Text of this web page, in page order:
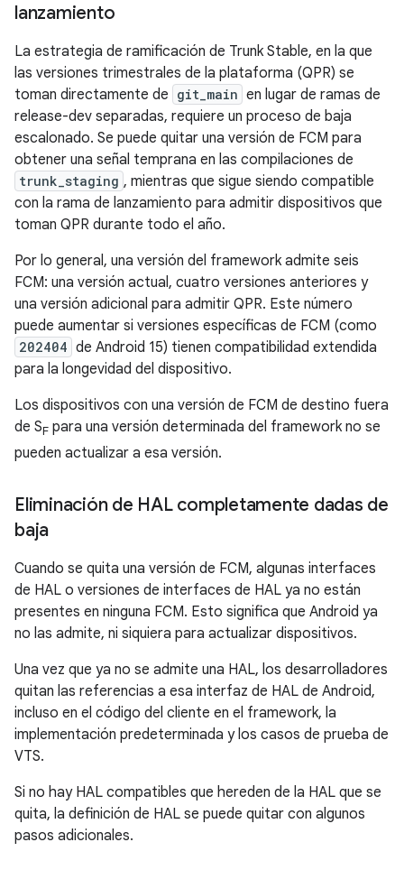
lanzamiento
La estrategia de ramificación de Trunk Stable, en la que
las versiones trimestrales de la plataforma (QPR) se
toman directamente de git_main en lugar de ramas de
release-dev separadas, requiere un proceso de baja
escalonado. Se puede quitar una versión de FCM para
obtener una señal temprana en las compilaciones de
trunk_staging , mientras que sigue siendo compatible
con la rama de lanzamiento para admitir dispositivos que
toman QPR durante todo el año.
Por lo general, una versión del framework admite seis
FCM: una versión actual, cuatro versiones anteriores y
una versión adicional para admitir QPR. Este número
puede aumentar si versiones específicas de FCM (como
202404 de Android 15) tienen compatibilidad extendida
para la longevidad del dispositivo.
Los dispositivos con una versión de FCM de destino fuera
de SF para una versión determinada del framework no se
pueden actualizar a esa versión.
Eliminación de HAL completamente dadas de
baja
Cuando se quita una versión de FCM, algunas interfaces
de HAL o versiones de interfaces de HAL ya no están
presentes en ninguna FCM. Esto significa que Android ya
no las admite, ni siquiera para actualizar dispositivos.
Una vez que ya no se admite una HAL, los desarrolladores
quitan las referencias a esa interfaz de HAL de Android,
incluso en el código del cliente en el framework, la
implementación predeterminada y los casos de prueba de
VTS.
Si no hay HAL compatibles que hereden de la HAL que se
quita, la definición de HAL se puede quitar con algunos
pasos adicionales.